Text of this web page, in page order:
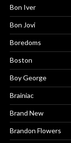
Bon Iver
Bon Jovi
Boredoms
Boston
Boy George
Brainiac
Brand New
Brandon Flowers